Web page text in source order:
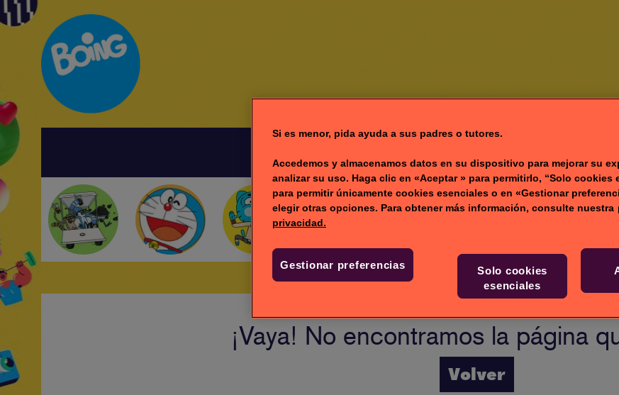
¡Vaya! No encontramos la página
Volver
Si es menor, pida ayuda a sus padres o tutores.
Accedemos y almacenamos datos en su dispositivo para mejorar su
analizar su uso. Haga clic en «Aceptar » para permitirlo, “Solo cookies
para permitir únicamente cookies esenciales o en «Gestionar
elegir otras opciones. Para obtener más información, consulte nuestra
privacidad.
Gestionar preferencias
Solo cookies
esenciales